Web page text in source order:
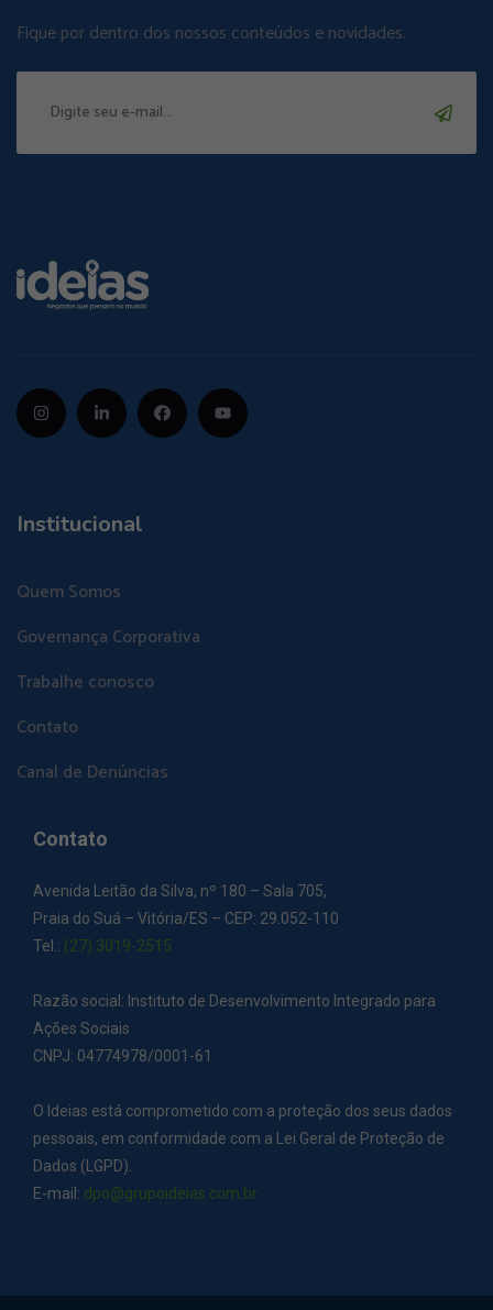
Fique por dentro dos nossos conteúdos e novidades.
Institucional
Quem Somos
Governança Corporativa
Trabalhe conosco
Contato
Canal de Denúncias
Contato
Avenida Leitão da Silva, nº 180 – Sala 705,
Praia do Suá – Vitória/ES – CEP: 29.052-110
Tel.: (27) 3019-2515
Razão social: Instituto de Desenvolvimento Integrado para
Ações Sociais
CNPJ: 04774978/0001-61
O Ideias está comprometido com a proteção dos seus dados
pessoais, em conformidade com a Lei Geral de Proteção de
Dados (LGPD).
E-mail: dpo@grupoideias.com.br